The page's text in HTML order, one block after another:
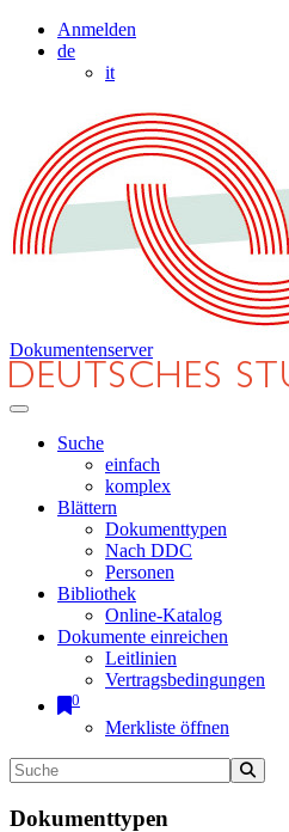
Anmelden
de
it
Dokumentenserver
Suche
einfach
komplex
Blättern
Dokumenttypen
Nach DDC
Personen
Bibliothek
Online-Katalog
Dokumente einreichen
Leitlinien
Vertragsbedingungen
0
Merkliste öffnen
Dokumenttypen